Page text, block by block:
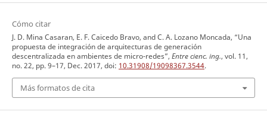
Cómo citar
J. D. Mina Casaran, E. F. Caicedo Bravo, and C. A. Lozano Moncada, “Una
propuesta de integración de arquitecturas de generación
descentralizada en ambientes de micro-redes”, Entre cienc. ing., vol. 11,
no. 22, pp. 9–17, Dec. 2017, doi: 10.31908/19098367.3544.
Más formatos de cita